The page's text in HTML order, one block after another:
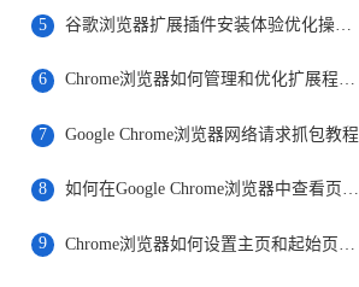
5 谷歌浏览器扩展插件安装体验优化操作实操报告
6 Chrome浏览器如何管理和优化扩展程序权限
7 Google Chrome浏览器网络请求抓包教程
8 如何在Google Chrome浏览器中查看页面的性能数据
9